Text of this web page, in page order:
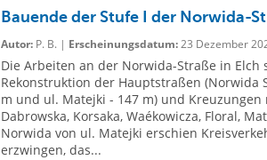
Bauende der Stufe I der Norwida-
Autor:P. B. | Erscheinungsdatum:23 Dezember
Die Arbeiten an der Norwida-Straße in Elch
Rekonstruktion der Hauptstraßen (Norwida
m und ul. Matejki - 147 m) und
Dabrowska, Korsaka, Waékowicza, Floral,
Norwida von ul. Matejki erschien
erzwingen, das...